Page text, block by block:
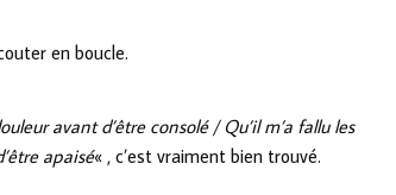
en boucle.
avant d’être consolé / Qu’il m’a fallu les
apaisé« , c’est vraiment bien trouvé.